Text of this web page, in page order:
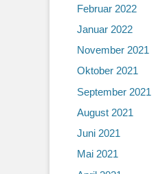
Februar 2022
Januar 2022
November 2021
Oktober 2021
September 2021
August 2021
Juni 2021
Mai 2021